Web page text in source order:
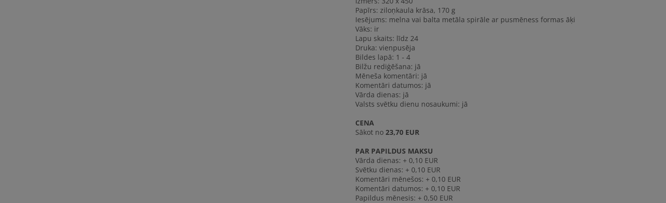
Papīrs: ziloņkaula krāsa, 170 g
Iesējums: melna vai balta metāla spirāle ar pusmēness formas āķi
Vāks: ir
Lapu skaits: līdz 24
Druka: vienpusēja
Bildes lapā: 1 - 4
Bilžu rediģēšana: jā
Mēneša komentāri: jā
Komentāri datumos: jā
Vārda dienas: jā
Valsts svētku dienu nosaukumi: jā
CENA
Sākot no 23,70 EUR
PAR PAPILDUS MAKSU
Vārda dienas: + 0,10 EUR
Svētku dienas: + 0,10 EUR
Komentāri mēnešos: + 0,10 EUR
Komentāri datumos: + 0,10 EUR
Papildus mēnesis: + 0,50 EUR